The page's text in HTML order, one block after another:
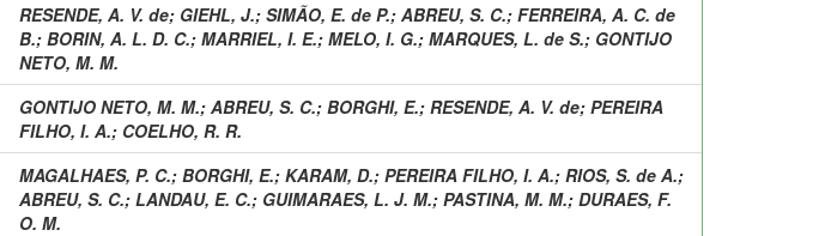
RESENDE, A. V. de; GIEHL, J.; SIMÃO, E. de P.; ABREU, S. C.; FERREIRA, A. C. de
B.; BORIN, A. L. D. C.; MARRIEL, I. E.; MELO, I. G.; MARQUES, L. de S.; GONTIJO
NETO, M. M.
GONTIJO NETO, M. M.; ABREU, S. C.; BORGHI, E.; RESENDE, A. V. de; PEREIRA
FILHO, I. A.; COELHO, R. R.
MAGALHAES, P. C.; BORGHI, E.; KARAM, D.; PEREIRA FILHO, I. A.; RIOS, S. de A.;
ABREU, S. C.; LANDAU, E. C.; GUIMARAES, L. J. M.; PASTINA, M. M.; DURAES, F.
O. M.